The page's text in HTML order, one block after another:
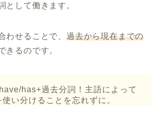
として働きます。
わせることで、過去から現在までの
きるのです。
has+過去分詞！主語によって
い分けることを忘れずに。